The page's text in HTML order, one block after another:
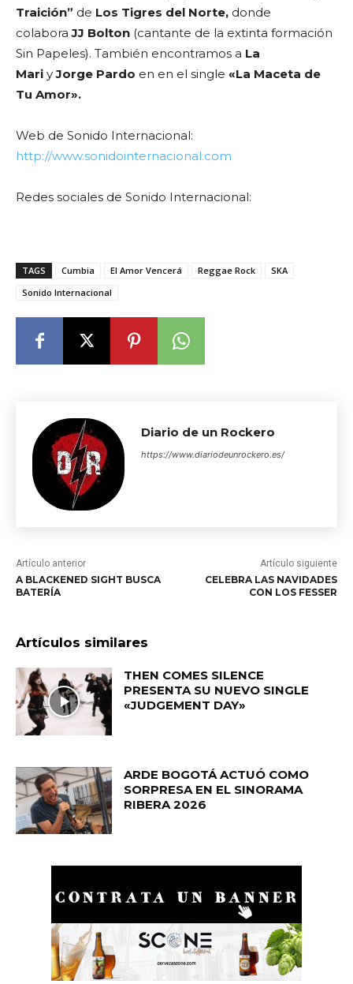
Traición” de Los Tigres del Norte, donde
colaboraJJ Bolton (cantante de la extinta formación
Sin Papeles). También encontramos a La
Mari yJorge Pardo en en el single «La Maceta de
Tu Amor».
Web de Sonido Internacional:
http://www.sonidointernacional.com
Redes sociales de Sonido Internacional:
TAGS Cumbia El Amor Vencerá Reggae Rock
SKA
Sonido Internacional
Diario de un Rockero
https://www.diariodeunrockero.es/
Artículo anterior
A BLACKENED SIGHT BUSCA
BATERÍA
Artículo siguiente
CELEBRA LAS NAVIDADES
CON LOS FESSER
Artículos similares
THEN COMES SILENCE
PRESENTA SU NUEVO SINGLE
«JUDGEMENT DAY»
ARDE BOGOTÁ ACTUÓ COMO
SORPRESA EN EL SINORAMA
RIBERA 2026